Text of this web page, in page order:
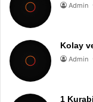
Admin
Kolay
Admin
1